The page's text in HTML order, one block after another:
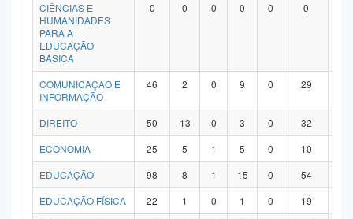
CIÊNCIAS E
HUMANIDADES
PARA A
EDUCAÇÃO
BÁSICA
0 0 0 0 0 0
COMUNICAÇÃO E
INFORMAÇÃO
46 2 0 9 0 29
DIREITO 50 13 0 3 0 32
ECONOMIA
25 5 1 5 0 10
EDUCAÇÃO
98 8 1 15 0 54
EDUCAÇÃO FÍSICA
22 1 0 1 0 19